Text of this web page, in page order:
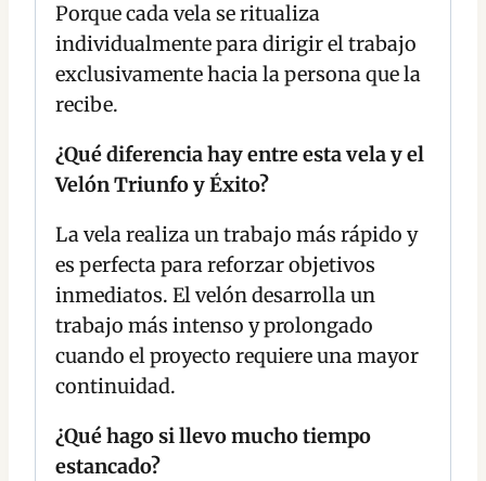
Porque cada vela se ritualiza
individualmente para dirigir el trabajo
exclusivamente hacia la persona que la
recibe.
¿Qué diferencia hay entre esta vela y el
Velón Triunfo y Éxito?
La vela realiza un trabajo más rápido y
es perfecta para reforzar objetivos
inmediatos. El velón desarrolla un
trabajo más intenso y prolongado
cuando el proyecto requiere una mayor
continuidad.
¿Qué hago si llevo mucho tiempo
estancado?